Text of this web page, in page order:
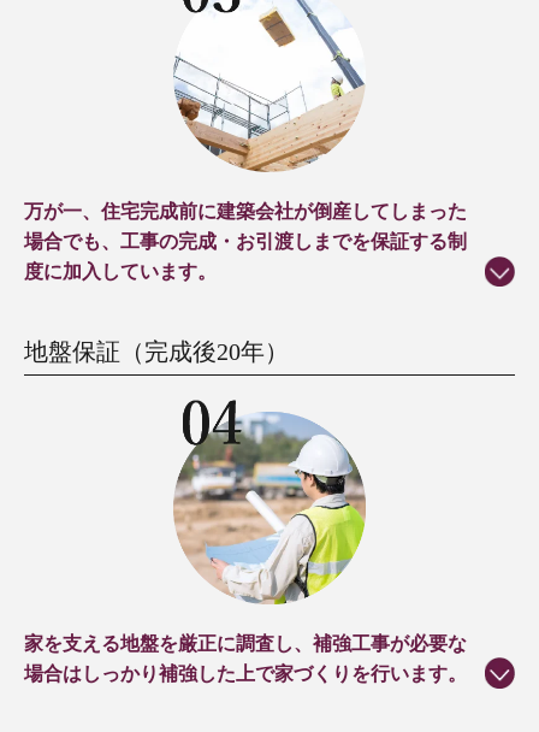
万が一、住宅完成前に建築会社が倒産してしまった
場合でも、工事の完成・お引渡しまでを保証する制
度に加入しています。
地盤保証（完成後20年）
家を支える地盤を厳正に調査し、補強工事が必要な
場合はしっかり補強した上で家づくりを行います。